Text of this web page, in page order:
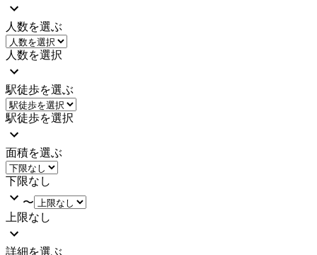
人数を選ぶ
人数を選択
駅徒歩を選ぶ
駅徒歩を選択
面積を選ぶ
下限なし
〜
上限なし
詳細を選ぶ